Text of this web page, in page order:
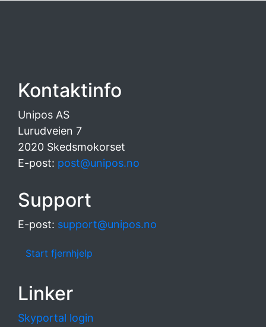
Kontaktinfo
Unipos AS
Lurudveien 7
2020 Skedsmokorset
E-post: post@unipos.no
Support
E-post: support@unipos.no
Start fjernhjelp
Linker
Skyportal login